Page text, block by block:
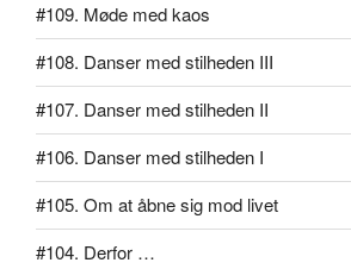
#109. Møde med kaos
#108. Danser med stilheden III
#107. Danser med stilheden II
#106. Danser med stilheden I
#105. Om at åbne sig mod livet
#104. Derfor …